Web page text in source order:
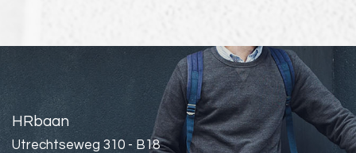
HRbaan
Utrechtseweg 310 - B18